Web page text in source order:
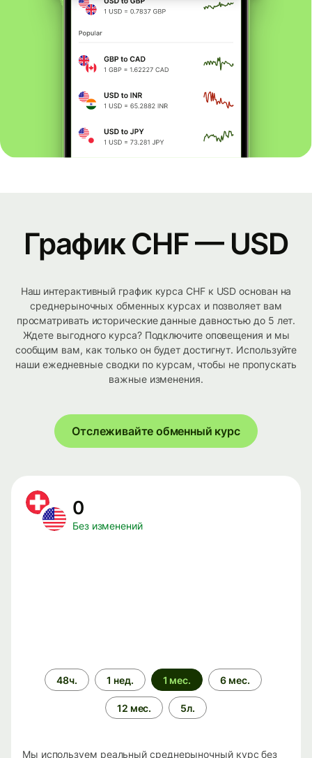
График CHF — USD
Наш интерактивный график курса CHF к USD основан на
среднерыночных обменных курсах и позволяет вам
просматривать исторические данные давностью до 5 лет.
Ждете выгодного курса? Подключите оповещения и мы
сообщим вам, как только он будет достигнут. Используйте
наши ежедневные сводки по курсам, чтобы не пропускать
важные изменения.
Отслеживайте обменный курс
0
Без изменений
Период
времени
48ч. 1 нед. 1 мес. 6 мес.
12 мес. 5л.
Мы используем реальный среднерыночный курс без